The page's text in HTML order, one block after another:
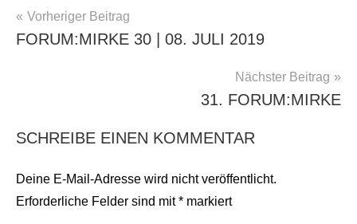
BEITRAGSNAVIGATION
Vorheriger Beitrag
FORUM:MIRKE 30 | 08. JULI 2019
Nächster Beitrag
31. FORUM:MIRKE
SCHREIBE EINEN KOMMENTAR
Deine E-Mail-Adresse wird nicht veröffentlicht.
Erforderliche Felder sind mit* markiert